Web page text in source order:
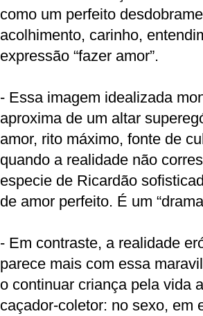
como um perfeito
acolhimento, carinho,
expressão “fazer amor”.
- Essa imagem idealizada
aproxima de um altar
amor, rito máximo, fonte de
quando a realidade não
especie de Ricardão
de amor perfeito. É um
- Em contraste, a realidade
parece mais com essa
o continuar criança pela vida
caçador-coletor: no sexo, em